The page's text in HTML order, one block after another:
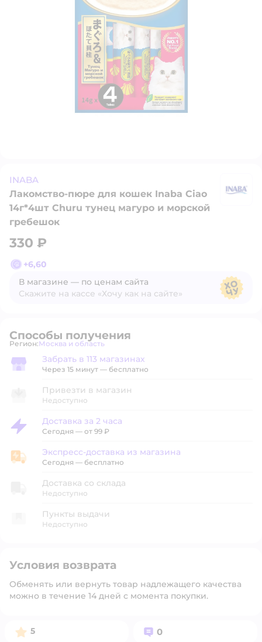
INABA
Лакомство-пюре для кошек Inaba Ciao
14г*4шт Churu тунец магуро и морской
гребешок
330 ₽
+6,60
В магазине — по ценам сайта
Скажите на кассе «Хочу как на сайте»
Способы получения
Регион: Выбор адреса доставки.
Москва и область
Забрать в магазине
Забрать в 113 магазинах
Через 15 минут — бесплатно
Привезти в магазин
Недоступно
Доставка за 2 часа
Доставка за 2 часа
Сегодня — от 99 ₽
Экспресс-доставка из магазина
Экспресс-доставка из магазина
Сегодня — бесплатно
Доставка со склада
Недоступно
Пункты выдачи
Недоступно
Условия возврата
Обменять или вернуть товар надлежащего качества
можно в течение 14 дней с момента покупки.
Рейтинг:
5 Вопросов:
0